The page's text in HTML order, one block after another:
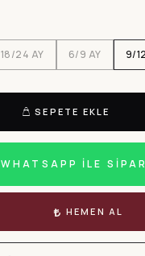
18/24 AY 6/9 AY 9/
SEPETE EKLE
HEMEN AL
WHATSAPP İLE